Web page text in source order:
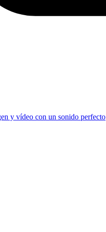
y vídeo con un sonido perfecto